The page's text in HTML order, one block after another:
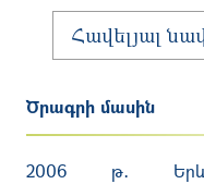
Հավելյալ
Ծրագրի մասին
2006 թ․